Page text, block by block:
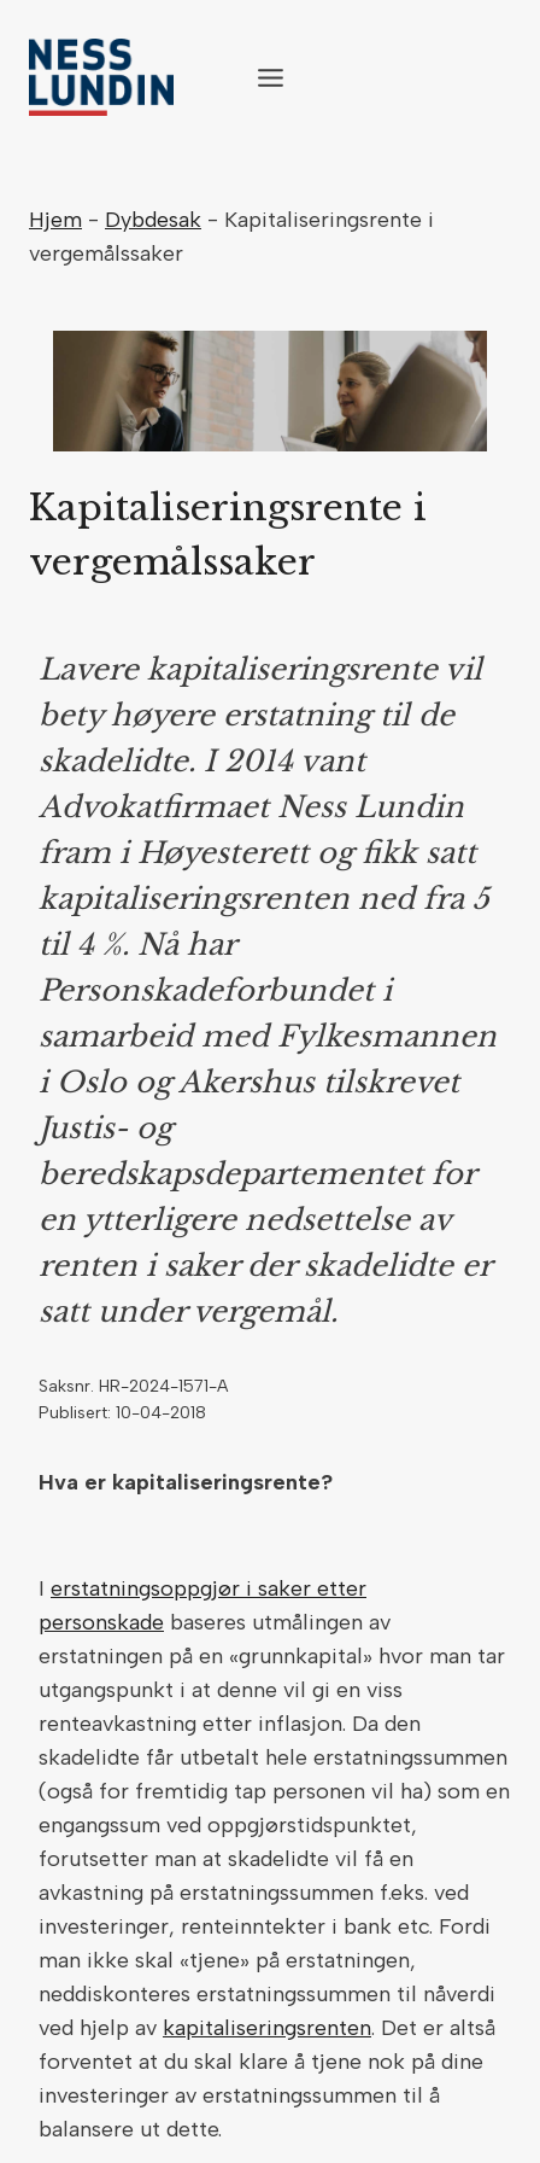
content
Hjem - Dybdesak - Kapitaliseringsrente i
vergemålssaker
Kapitaliseringsrente i
vergemålssaker
Lavere kapitaliseringsrente vil
bety høyere erstatning til de
skadelidte. I 2014 vant
Advokatfirmaet Ness Lundin
fram i Høyesterett og fikk satt
kapitaliseringsrenten ned fra 5
til 4 %. Nå har
Personskadeforbundet i
samarbeid med Fylkesmannen
i Oslo og Akershus tilskrevet
Justis- og
beredskapsdepartementet for
en ytterligere nedsettelse av
renten i saker der skadelidte er
satt under vergemål.
Saksnr. HR-2024-1571-A
Publisert: 10-04-2018
Hva er kapitaliseringsrente?
I erstatningsoppgjør i saker etter
personskade baseres utmålingen av
erstatningen på en «grunnkapital» hvor man tar
utgangspunkt i at denne vil gi en viss
renteavkastning etter inflasjon. Da den
skadelidte får utbetalt hele erstatningssummen
(også for fremtidig tap personen vil ha) som en
engangssum ved oppgjørstidspunktet,
forutsetter man at skadelidte vil få en
avkastning på erstatningssummen f.eks. ved
investeringer, renteinntekter i bank etc. Fordi
man ikke skal «tjene» på erstatningen,
neddiskonteres erstatningssummen til nåverdi
ved hjelp av kapitaliseringsrenten. Det er altså
forventet at du skal klare å tjene nok på dine
investeringer av erstatningssummen til å
balansere ut dette.